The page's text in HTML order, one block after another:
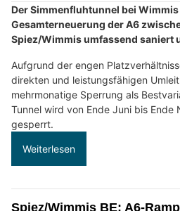
Der Simmenfluhtunnel bei
Gesamterneuerung der A6
Spiez/Wimmis umfassend saniert
Aufgrund der engen
direkten und leistungsfähigen
mehrmonatige Sperrung als
Tunnel wird von Ende Juni bis
gesperrt.
Weiterlesen
Spiez/Wimmis BE: A6-